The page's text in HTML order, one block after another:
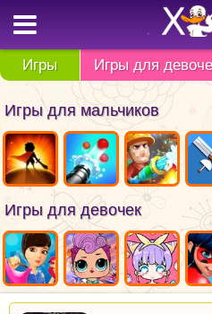
Игры Игры для
Игры для мальчиков
Игры для девочек